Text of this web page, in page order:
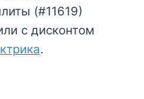
(#11619)
с дисконтом
.